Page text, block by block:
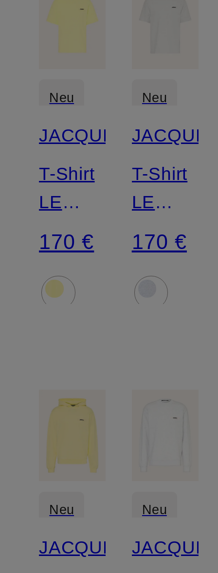
Neu
JACQUEMUS
T-Shirt
LE
TSHIRT
GROS
GRAIN
170 €
Neu
T-Shirt
LE
TSHIRT
GROS
GRAIN
170 €
Neu
JACQUEMUS
Neu